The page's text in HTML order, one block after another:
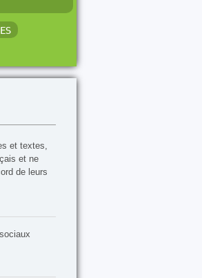
et textes,
et ne
de leurs